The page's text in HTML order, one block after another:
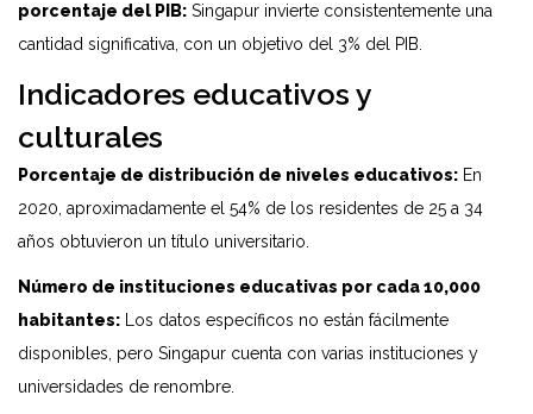
porcentaje del PIB: Singapur invierte consistentemente una
cantidad significativa, con un objetivo del 3% del PIB.
Indicadores educativos y
culturales
Porcentaje de distribución de niveles educativos: En
2020, aproximadamente el 54% de los residentes de 25 a 34
años obtuvieron un título universitario.
Número de instituciones educativas por cada 10,000
habitantes: Los datos específicos no están fácilmente
disponibles, pero Singapur cuenta con varias instituciones y
universidades de renombre.